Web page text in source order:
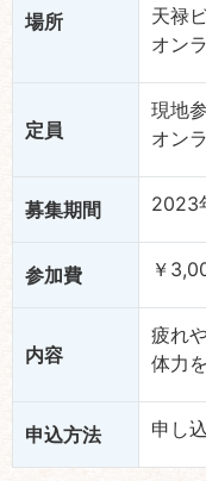
場所
天禄
オン
定員
現地
オン
募集期間 2023
参加費 ￥
内容
疲れ
体力
申込方法 申し